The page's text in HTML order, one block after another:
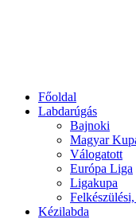
Főoldal
Labdarúgás
Bajnoki
Magyar
Válogatott
Európa Liga
Ligakupa
Kézilabda